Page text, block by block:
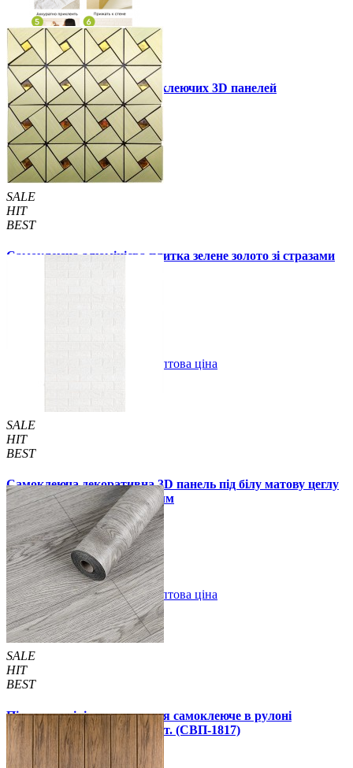
Інструкція установки самоклеючих 3D панелей
Інші також купили
SALE
HIT
BEST
Самоклеюча алюмінієва плитка зелене золото зі стразами
мозаїка 300х300х3мм (1172)
В закладки Оптова ціна
SALE
HIT
BEST
Самоклеюча декоративна 3D панель під білу матову цеглу
в рулоні 20 м 20000x700x3 мм
1850 грн./шт 2899 грн./шт
Купити В закладки Оптова ціна
SALE
HIT
BEST
Підлогове вінілове покриття самоклеюче в рулоні
3000х600х1,5мм, ціна за 1 шт. (СВП-1817)
990 грн. 1390 грн.